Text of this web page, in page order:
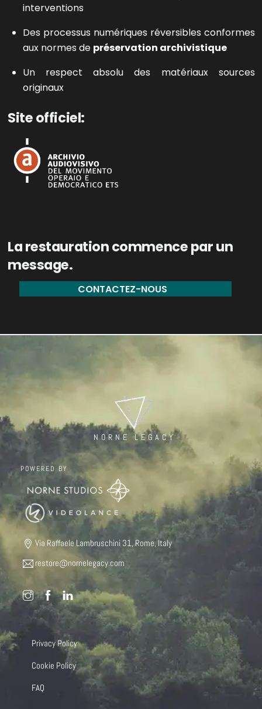
interventions
Des processus numériques réversibles conformes
aux normes de préservation archivistique
Un respect absolu des matériaux sources
originaux
Site officiel:
La restauration commence par un
message.
CONTACTEZ-NOUS
NORNE LEGACY
POWERED BY
Via Raffaele Lambruschini 31, Rome, Italy
restore@nornelegacy.com
Privacy Policy
Cookie Policy
FAQ